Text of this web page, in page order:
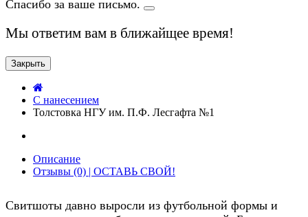
Спасибо за ваше письмо.
Мы ответим вам в ближайщее время!
Закрыть
C нанесением
Толстовка НГУ им. П.Ф. Лесгафта №1
Описание
Отзывы (0) | ОСТАВЬ СВОЙ!
Свитшоты давно выросли из футбольной формы и